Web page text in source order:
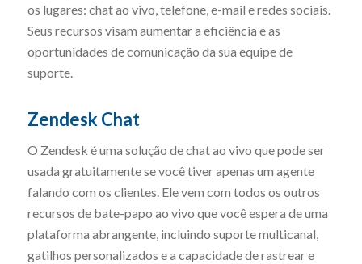
os lugares: chat ao vivo, telefone, e-mail e redes sociais.
Seus recursos visam aumentar a eficiência e as
oportunidades de comunicação da sua equipe de
suporte.
Zendesk Chat
O Zendesk é uma solução de chat ao vivo que pode ser
usada gratuitamente se você tiver apenas um agente
falando com os clientes. Ele vem com todos os outros
recursos de bate-papo ao vivo que você espera de uma
plataforma abrangente, incluindo suporte multicanal,
gatilhos personalizados e a capacidade de rastrear e